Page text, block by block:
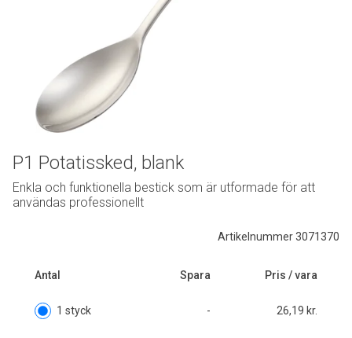
Artikelnummer 3071370
Antal Spara Pris / vara
1 styck - 26,19 kr.
P1 Potatissked, blank
Enkla och funktionella bestick som är utformade för att
användas professionellt